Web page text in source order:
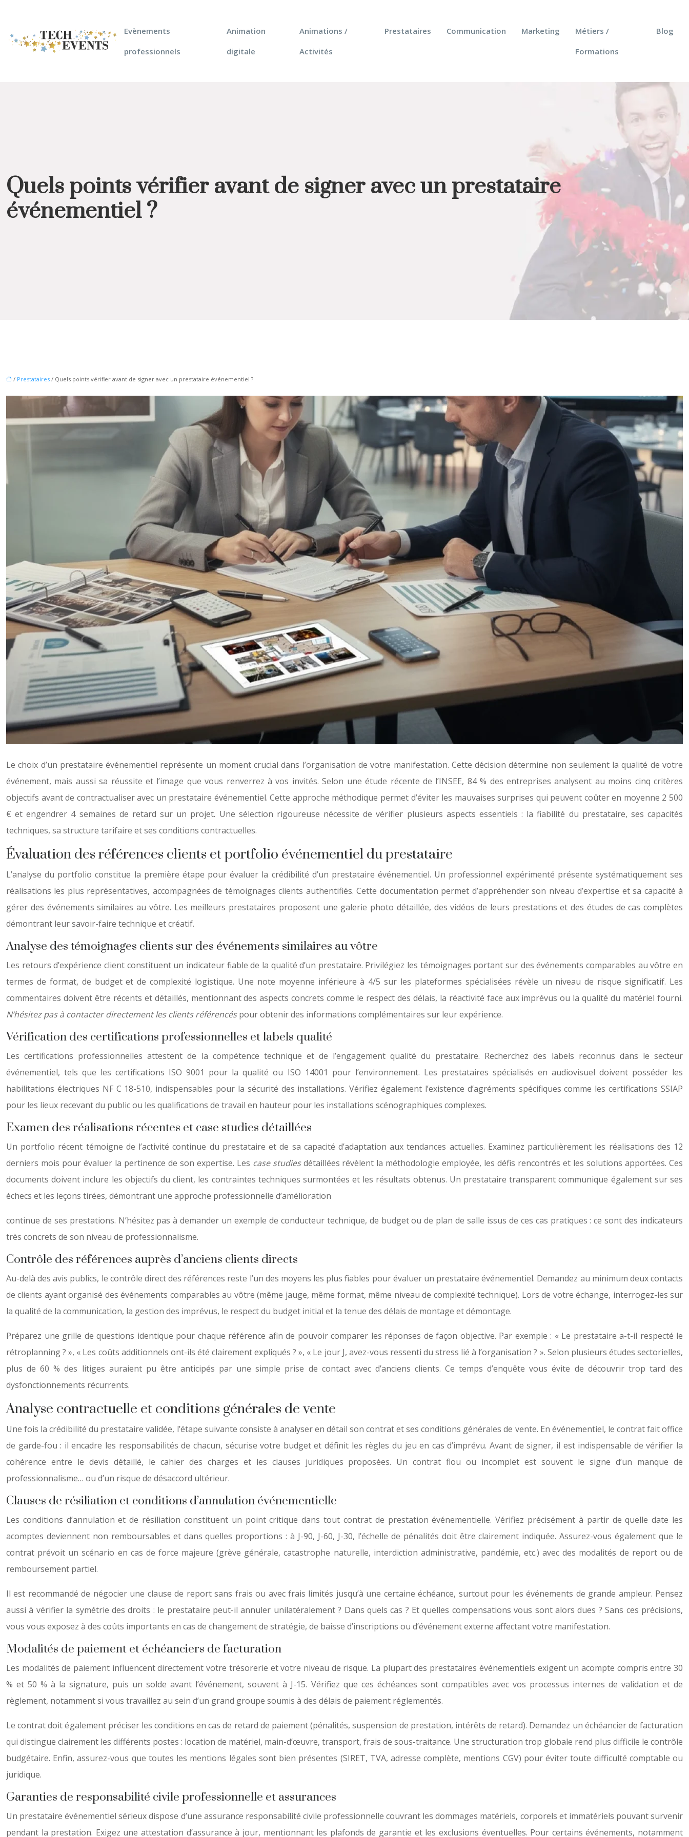
Evènements
professionnels
Animation
digitale
Animations /
Activités
Prestataires Communication Marketing
Métiers /
Formations
Blog
Quels points vérifier avant de signer avec un prestataire
événementiel ?
/ Prestataires / Quels points vérifier avant de signer avec un prestataire événementiel ?
Le choix d’un prestataire événementiel représente un moment crucial dans l’organisation de votre manifestation. Cette décision détermine non seulement la qualité de votre
événement, mais aussi sa réussite et l’image que vous renverrez à vos invités. Selon une étude récente de l’INSEE, 84 % des entreprises analysent au moins cinq critères
objectifs avant de contractualiser avec un prestataire événementiel. Cette approche méthodique permet d’éviter les mauvaises surprises qui peuvent coûter en moyenne 2 500
€ et engendrer 4 semaines de retard sur un projet. Une sélection rigoureuse nécessite de vérifier plusieurs aspects essentiels : la fiabilité du prestataire, ses capacités
techniques, sa structure tarifaire et ses conditions contractuelles.
Évaluation des références clients et portfolio événementiel du prestataire
L’analyse du portfolio constitue la première étape pour évaluer la crédibilité d’un prestataire événementiel. Un professionnel expérimenté présente systématiquement ses
réalisations les plus représentatives, accompagnées de témoignages clients authentifiés. Cette documentation permet d’appréhender son niveau d’expertise et sa capacité à
gérer des événements similaires au vôtre. Les meilleurs prestataires proposent une galerie photo détaillée, des vidéos de leurs prestations et des études de cas complètes
démontrant leur savoir-faire technique et créatif.
Analyse des témoignages clients sur des événements similaires au vôtre
Les retours d’expérience client constituent un indicateur fiable de la qualité d’un prestataire. Privilégiez les témoignages portant sur des événements comparables au vôtre en
termes de format, de budget et de complexité logistique. Une note moyenne inférieure à 4/5 sur les plateformes spécialisées révèle un niveau de risque significatif. Les
commentaires doivent être récents et détaillés, mentionnant des aspects concrets comme le respect des délais, la réactivité face aux imprévus ou la qualité du matériel fourni.
N’hésitez pas à contacter directement les clients référencéspour obtenir des informations complémentaires sur leur expérience.
Vérification des certifications professionnelles et labels qualité
Les certifications professionnelles attestent de la compétence technique et de l’engagement qualité du prestataire. Recherchez des labels reconnus dans le secteur
événementiel, tels que les certifications ISO 9001 pour la qualité ou ISO 14001 pour l’environnement. Les prestataires spécialisés en audiovisuel doivent posséder les
habilitations électriques NF C 18-510, indispensables pour la sécurité des installations. Vérifiez également l’existence d’agréments spécifiques comme les certifications SSIAP
pour les lieux recevant du public ou les qualifications de travail en hauteur pour les installations scénographiques complexes.
Examen des réalisations récentes et case studies détaillées
Un portfolio récent témoigne de l’activité continue du prestataire et de sa capacité d’adaptation aux tendances actuelles. Examinez particulièrement les réalisations des 12
derniers mois pour évaluer la pertinence de son expertise. Les case studiesdétaillées révèlent la méthodologie employée, les défis rencontrés et les solutions apportées. Ces
documents doivent inclure les objectifs du client, les contraintes techniques surmontées et les résultats obtenus. Un prestataire transparent communique également sur ses
échecs et les leçons tirées, démontrant une approche professionnelle d’amélioration
continue de ses prestations. N’hésitez pas à demander un exemple de conducteur technique, de budget ou de plan de salle issus de ces cas pratiques : ce sont des indicateurs
très concrets de son niveau de professionnalisme.
Contrôle des références auprès d’anciens clients directs
Au-delà des avis publics, le contrôle direct des références reste l’un des moyens les plus fiables pour évaluer un prestataire événementiel. Demandez au minimum deux contacts
de clients ayant organisé des événements comparables au vôtre (même jauge, même format, même niveau de complexité technique). Lors de votre échange, interrogez-les sur
la qualité de la communication, la gestion des imprévus, le respect du budget initial et la tenue des délais de montage et démontage.
Préparez une grille de questions identique pour chaque référence afin de pouvoir comparer les réponses de façon objective. Par exemple : « Le prestataire a-t-il respecté le
rétroplanning ? », « Les coûts additionnels ont-ils été clairement expliqués ? », « Le jour J, avez-vous ressenti du stress lié à l’organisation ? ». Selon plusieurs études sectorielles,
plus de 60 % des litiges auraient pu être anticipés par une simple prise de contact avec d’anciens clients. Ce temps d’enquête vous évite de découvrir trop tard des
dysfonctionnements récurrents.
Analyse contractuelle et conditions générales de vente
Une fois la crédibilité du prestataire validée, l’étape suivante consiste à analyser en détail son contrat et ses conditions générales de vente. En événementiel, le contrat fait office
de garde-fou : il encadre les responsabilités de chacun, sécurise votre budget et définit les règles du jeu en cas d’imprévu. Avant de signer, il est indispensable de vérifier la
cohérence entre le devis détaillé, le cahier des charges et les clauses juridiques proposées. Un contrat flou ou incomplet est souvent le signe d’un manque de
professionnalisme… ou d’un risque de désaccord ultérieur.
Clauses de résiliation et conditions d’annulation événementielle
Les conditions d’annulation et de résiliation constituent un point critique dans tout contrat de prestation événementielle. Vérifiez précisément à partir de quelle date les
acomptes deviennent non remboursables et dans quelles proportions : à J-90, J-60, J-30, l’échelle de pénalités doit être clairement indiquée. Assurez-vous également que le
contrat prévoit un scénario en cas de force majeure (grève générale, catastrophe naturelle, interdiction administrative, pandémie, etc.) avec des modalités de report ou de
remboursement partiel.
Il est recommandé de négocier une clause de report sans frais ou avec frais limités jusqu’à une certaine échéance, surtout pour les événements de grande ampleur. Pensez
aussi à vérifier la symétrie des droits : le prestataire peut-il annuler unilatéralement ? Dans quels cas ? Et quelles compensations vous sont alors dues ? Sans ces précisions,
vous vous exposez à des coûts importants en cas de changement de stratégie, de baisse d’inscriptions ou d’événement externe affectant votre manifestation.
Modalités de paiement et échéanciers de facturation
Les modalités de paiement influencent directement votre trésorerie et votre niveau de risque. La plupart des prestataires événementiels exigent un acompte compris entre 30
% et 50 % à la signature, puis un solde avant l’événement, souvent à J-15. Vérifiez que ces échéances sont compatibles avec vos processus internes de validation et de
règlement, notamment si vous travaillez au sein d’un grand groupe soumis à des délais de paiement réglementés.
Le contrat doit également préciser les conditions en cas de retard de paiement (pénalités, suspension de prestation, intérêts de retard). Demandez un échéancier de facturation
qui distingue clairement les différents postes : location de matériel, main-d’œuvre, transport, frais de sous-traitance. Une structuration trop globale rend plus difficile le contrôle
budgétaire. Enfin, assurez-vous que toutes les mentions légales sont bien présentes (SIRET, TVA, adresse complète, mentions CGV) pour éviter toute difficulté comptable ou
juridique.
Garanties de responsabilité civile professionnelle et assurances
Un prestataire événementiel sérieux dispose d’une assurance responsabilité civile professionnelle couvrant les dommages matériels, corporels et immatériels pouvant survenir
pendant la prestation. Exigez une attestation d’assurance à jour, mentionnant les plafonds de garantie et les exclusions éventuelles. Pour certains événements, notamment